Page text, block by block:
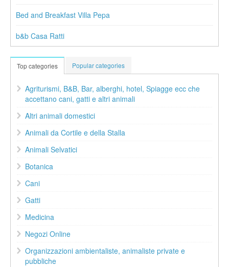
Bed and Breakfast Villa Pepa
b&b Casa Ratti
Top categories Popular categories
Agriturismi, B&B, Bar, alberghi, hotel, Spiagge ecc che
accettano cani, gatti e altri animali
Altri animali domestici
Animali da Cortile e della Stalla
Animali Selvatici
Botanica
Cani
Gatti
Medicina
Negozi Online
Organizzazioni ambientaliste, animaliste private e
pubbliche